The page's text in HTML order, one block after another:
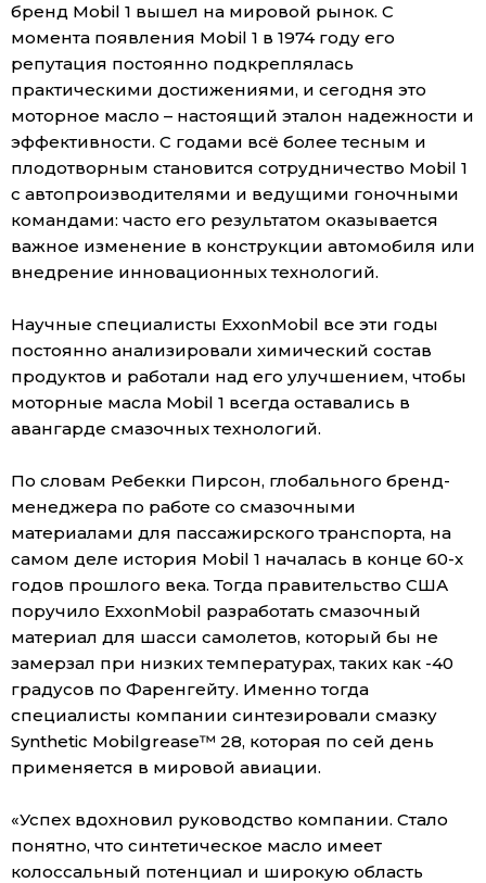
бренд Mobil 1 вышел на мировой рынок. С
момента появления Mobil 1 в 1974 году его
репутация постоянно подкреплялась
практическими достижениями, и сегодня это
моторное масло – настоящий эталон надежности и
эффективности. С годами всё более тесным и
плодотворным становится сотрудничество Mobil 1
с автопроизводителями и ведущими гоночными
командами: часто его результатом оказывается
важное изменение в конструкции автомобиля или
внедрение инновационных технологий.
Научные специалисты ExxonMobil все эти годы
постоянно анализировали химический состав
продуктов и работали над его улучшением, чтобы
моторные масла Mobil 1 всегда оставались в
авангарде смазочных технологий.
По словам Ребекки Пирсон, глобального бренд-
менеджера по работе со смазочными
материалами для пассажирского транспорта, на
самом деле история Mobil 1 началась в конце 60-х
годов прошлого века. Тогда правительство США
поручило ExxonMobil разработать смазочный
материал для шасси самолетов, который бы не
замерзал при низких температурах, таких как -40
градусов по Фаренгейту. Именно тогда
специалисты компании синтезировали смазку
Synthetic Mobilgrease™ 28, которая по сей день
применяется в мировой авиации.
«Успех вдохновил руководство компании. Стало
понятно, что синтетическое масло имеет
колоссальный потенциал и широкую область